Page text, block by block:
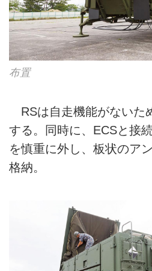
布置
RSは自走機能がないた
する。同時に、ECSと接
を慎重に外し、板状のア
格納。